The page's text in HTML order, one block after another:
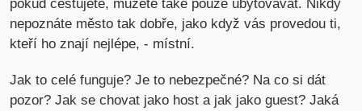
pokud cestujete, můžete také pouze ubytovávat. Nikdy
nepoznáte město tak dobře, jako když vás provedou ti,
kteří ho znají nejlépe, - místní.
Jak to celé funguje? Je to nebezpečné? Na co si dát
pozor? Jak se chovat jako host a jak jako guest? Jaká